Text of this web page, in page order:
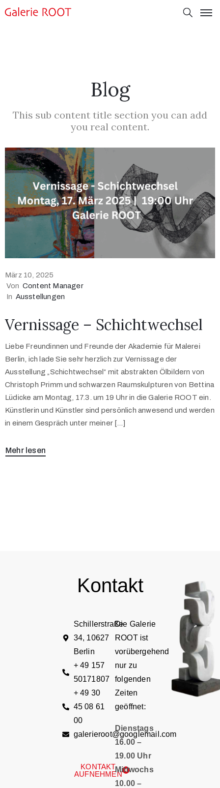
Blog
This sub content title section you can add
you real content.
März 10, 2025
Von Content Manager
In Ausstellungen
Vernissage – Schichtwechsel
Liebe Freundinnen und Freunde der Akademie für Malerei
Berlin, ich lade Sie sehr herzlich zur Vernissage der
Ausstellung „Schichtwechsel“ mit abstrakten Ölbildern von
Christoph Primm und schwarzen Raumskulpturen von Bettina
Lüdicke am Montag, 17.3. um 19 Uhr in die Galerie ROOT ein.
Künstlerin und Künstler sind persönlich anwesend und werden
in einem Gespräch unter meiner […]
Mehr lesen
Kontakt
Schillerstraße
34, 10627
Berlin
+ 49 157
50171807
+ 49 30
45 08 61
00
galerieroot@googlemail.com
KONTAKT
AUFNEHMEN
Die Galerie
ROOT ist
vorübergehend
nur zu
folgenden
Zeiten
geöffnet:
Dienstags
16.00 –
19.00 Uhr
Mittwochs
10.00 –